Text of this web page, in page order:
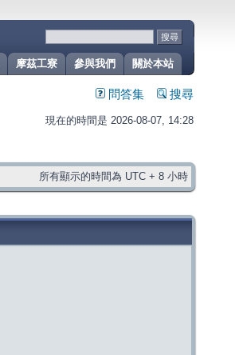
關於本站
參與我們
摩茲工寮
問答集 搜尋
現在的時間是 2026-08-07, 14:28
所有顯示的時間為 UTC + 8 小時